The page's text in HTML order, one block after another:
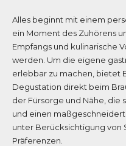
Alles beginnt mit einem
ein Moment des Zuhörens
Empfangs und kulinarische
werden. Um die eigene
erlebbar zu machen, bietet
Degustation direkt beim
der Fürsorge und Nähe,
und einen
unter Berücksichtigung von
Präferenzen.